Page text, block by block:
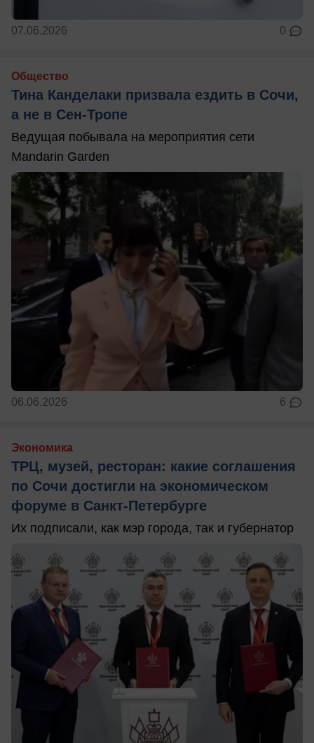
07.06.2026 0
Общество
Тина Канделаки призвала ездить в Сочи,
а не в Сен-Тропе
Ведущая побывала на мероприятия сети
Mandarin Garden
06.06.2026 6
Экономика
ТРЦ, музей, ресторан: какие соглашения
по Сочи достигли на экономическом
форуме в Санкт-Петербурге
Их подписали, как мэр города, так и губернатор